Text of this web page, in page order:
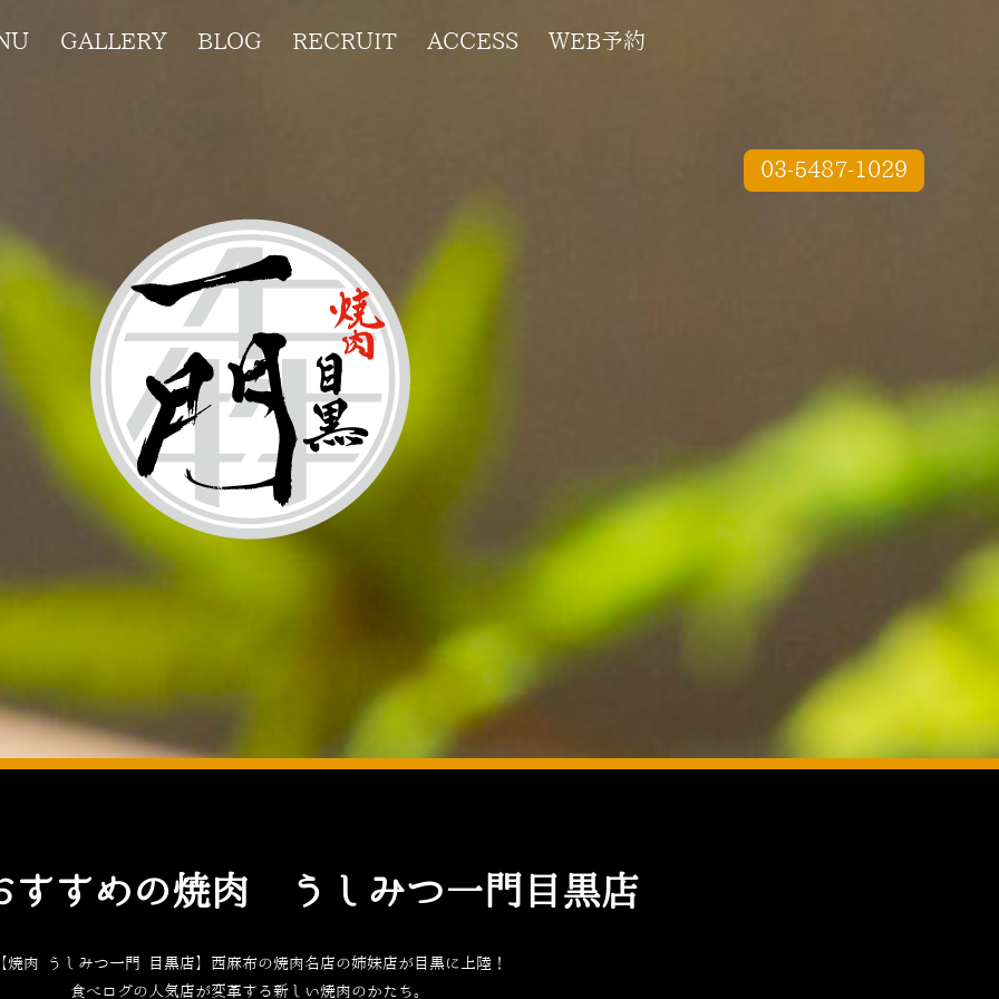
GALLERY BLOG RECRUIT ACCESS WEB予約
03-5487-1029
すすめの焼肉 うしみつ一門目黒店
焼肉 うしみつ一門 目黒店】西麻布の焼肉名店の姉妹店が目黒に上陸！
食べログの人気店が変革する新しい焼肉のかたち。